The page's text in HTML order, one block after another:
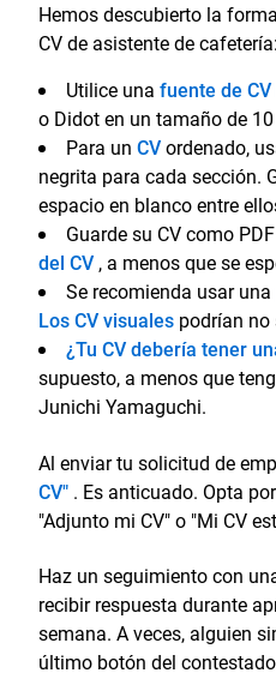
Hemos descubierto la
CV de asistente de cafetería:
Utilice una fuente de
o Didot en un tamaño de
Para un CVordenado,
negrita para cada sección.
espacio en blanco entre
Guarde su CV como
del CV, a menos que se
Se recomienda usar una
Los CV visuales podrían no
¿Tu CV debería tener
supuesto, a menos que
Junichi Yamaguchi.
Al enviar tu solicitud de
CV" . Es anticuado. Opta
"Adjunto mi CV" o "Mi CV
Haz un seguimiento con
recibir respuesta durante
semana. A veces, alguien
último botón del